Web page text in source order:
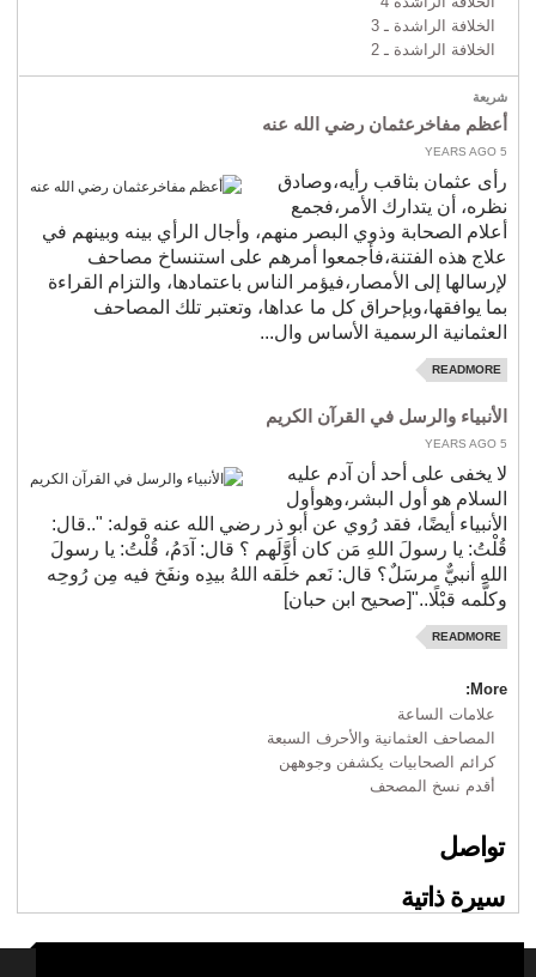
الخلافة الراشدة ـ 3
الخلافة الراشدة ـ 2
شريعة
أعظم مفاخرعثمان رضي الله عنه
5 YEARS AGO
رأى عثمان بثاقب رأيه،وصادق
نظره، أن يتدارك الأمر،فجمع
أعلام الصحابة وذوي البصر منهم، وأجال الرأي بينه وبينهم في
علاج هذه الفتنة،فأجمعوا أمرهم على استنساخ مصاحف
لإرسالها إلى الأمصار،فيؤمر الناس باعتمادها، والتزام القراءة
بما يوافقها،وبإحراق كل ما عداها، وتعتبر تلك المصاحف
العثمانية الرسمية الأساس وال...
READMORE
الأنبياء والرسل في القرآن الكريم
5 YEARS AGO
لا يخفى على أحد أن آدم عليه
السلام هو أول البشر،وهوأول
الأنبياء أيضًا، فقد رُوي عن أبو ذر رضي الله عنه قوله: "..قال:
قُلْتُ: يا رسولَ اللهِ مَن كان أوَّلَهم ؟ قال: آدَمُ، قُلْتُ: يا رسولَ
اللهِ أنبيٌّ مرسَلٌ؟ قال: نَعم خلَقه اللهُ بيدِه ونفَخ فيه مِن رُوحِه
وكلَّمه قبْلًا.."[صحيح ابن حبان]
READMORE
More:
علامات الساعة
المصاحف العثمانية والأحرف السبعة
كرائم الصحابيات يكشفن وجوههن
أقدم نسخ المصحف
تواصل
سيرة ذاتية